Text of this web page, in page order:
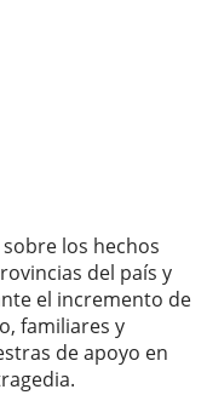
los hechos
del país y
el incremento de
familiares y
de apoyo en